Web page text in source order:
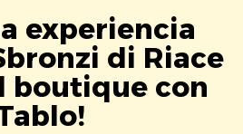
experiencia
di Riace
boutique con